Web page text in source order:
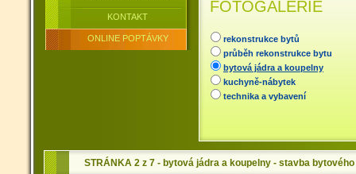
KONTAKT
ONLINE POPTÁVKY
FOTOGALERIE
rekonstrukce bytů
průběh rekonstrukce bytu
bytová jádra a koupelny
kuchyně-nábytek
technika a vybavení
STRÁNKA 2 z 7 - bytová jádra a koupelny - stavba